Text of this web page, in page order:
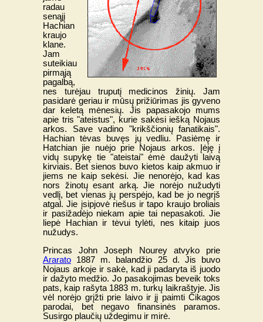
radau
senąjį
Hachian
kraujo
klane.
Jam
suteikiau
pirmąją
pagalbą,
nes turėjau truputį medicinos žinių. Jam
pasidarė geriau ir mūsų prižiūrimas jis gyveno
dar keletą mėnesių. Jis papasakojo mums
apie tris "ateistus", kurie sakėsi iešką Nojaus
arkos. Save vadino "krikščionių fanatikais".
Hachian tėvas buvęs jų vedliu. Pasiėmę ir
Hatchian jie nuėjo prie Nojaus arkos. Įėję į
vidų supykę tie "ateistai" ėmė daužyti laivą
kirviais. Bet sienos buvo kietos kaip akmuo ir
jiems ne kaip sekėsi. Jie nenorėjo, kad kas
nors žinotų esant arką. Jie norėjo nužudyti
vedlį, bet vienas jų perspėjo, kad be jo negrįš
atgal. Jie įsipjovė riešus ir tapo kraujo broliais
ir pasižadėjo niekam apie tai nepasakoti. Jie
liepė Hachian ir tėvui tylėti, nes kitaip juos
nužudys.
Princas John Joseph Nourey atvyko prie
Ararato 1887 m. balandžio 25 d. Jis buvo
Nojaus arkoje ir sakė, kad ji padaryta iš juodo
ir dažyto medžio. Jo pasakojimas beveik toks
pats, kaip rašyta 1883 m. turkų laikraštyje. Jis
vėl norėjo grįžti prie laivo ir jį paimti Čikagos
parodai, bet negavo finansinės paramos.
Susirgo plaučių uždegimu ir mirė.